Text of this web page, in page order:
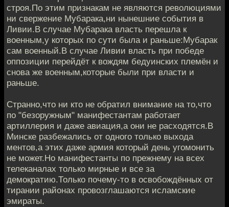
строя.По этим признакам не являются революциями
ни свержение Мубарака,ни нынешние события в
Ливии.В случае Мубарака власть перешла к
военным,у которых по сути была и раньше:Мубарак
сам военный.В случае Ливии власть при победе
оппозиции перейдёт к вождям бедуинских племён и
снова же военным,которые были при власти и
раньше.
Странно,что ни кто не обратил внимание на то,что
по "безоружным" манифестантам работает
артиллерия и даже авиация,а они не расходятся.В
Минске разбежались от одного только выхода
ментов,а этих даже армия который день угомонить
не может.Но манифестанты по прежнему на всех
телеканалах только мирные и все за
демократию.Только почему-то в освобождённых от
тирании районах провозглашаются исламские
эмираты.